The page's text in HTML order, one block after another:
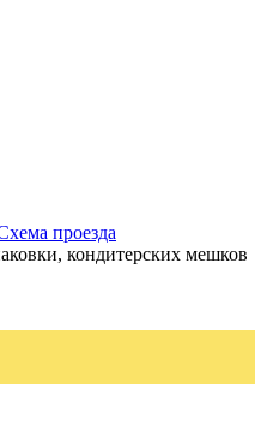
проезда
кондитерских мешков